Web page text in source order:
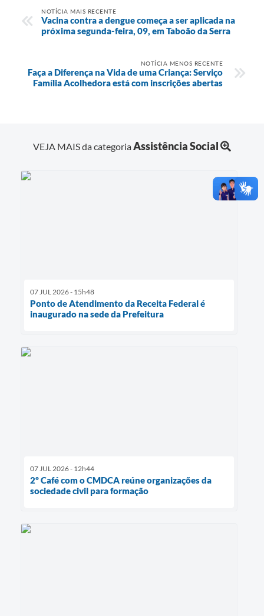
NOTÍCIA MAIS RECENTE
Vacina contra a dengue começa a ser aplicada na
próxima segunda-feira, 09, em Taboão da Serra
NOTÍCIA MENOS RECENTE
Faça a Diferença na Vida de uma Criança: Serviço
Família Acolhedora está com inscrições abertas
VEJA MAIS da categoriaAssistência Social
07 JUL 2026 - 15h48
Ponto de Atendimento da Receita Federal é
inaugurado na sede da Prefeitura
07 JUL 2026 - 12h44
2º Café com o CMDCA reúne organizações da
sociedade civil para formação